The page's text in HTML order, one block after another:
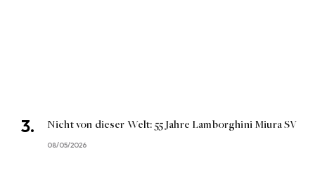
Nicht von dieser Welt: 55 Jahre Lamborghini Miura SV
08/05/2026